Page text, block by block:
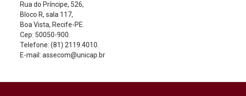
Rua do Príncipe, 526,
Bloco R, sala 117,
Boa Vista, Recife-PE.
Cep: 50050-900.
Telefone: (81) 2119.4010.
E-mail: assecom@unicap.br